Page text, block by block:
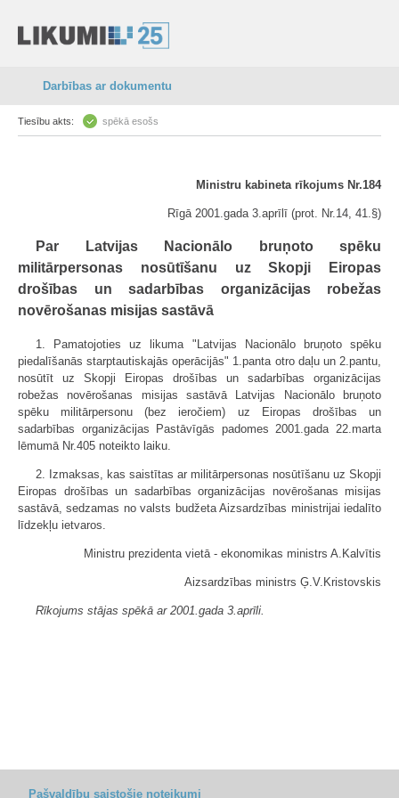
Darbības ar dokumentu
Tiesību akts: spēkā esošs
Ministru kabineta rīkojums Nr.184
Rīgā 2001.gada 3.aprīlī (prot. Nr.14, 41.§)
Par Latvijas Nacionālo bruņoto spēku
militārpersonas nosūtīšanu uz Skopji Eiropas
drošības un sadarbības organizācijas robežas
novērošanas misijas sastāvā
1. Pamatojoties uz likuma "Latvijas Nacionālo bruņoto spēku
piedalīšanās starptautiskajās operācijās" 1.panta otro daļu un 2.pantu,
nosūtīt uz Skopji Eiropas drošības un sadarbības organizācijas
robežas novērošanas misijas sastāvā Latvijas Nacionālo bruņoto
spēku militārpersonu (bez ieročiem) uz Eiropas drošības un
sadarbības organizācijas Pastāvīgās padomes 2001.gada 22.marta
lēmumā Nr.405 noteikto laiku.
2. Izmaksas, kas saistītas ar militārpersonas nosūtīšanu uz Skopji
Eiropas drošības un sadarbības organizācijas novērošanas misijas
sastāvā, sedzamas no valsts budžeta Aizsardzības ministrijai iedalīto
līdzekļu ietvaros.
Ministru prezidenta vietā - ekonomikas ministrs A.Kalvītis
Aizsardzības ministrs Ģ.V.Kristovskis
Rīkojums stājas spēkā ar 2001.gada 3.aprīli.
Pašvaldību saistošie noteikumi